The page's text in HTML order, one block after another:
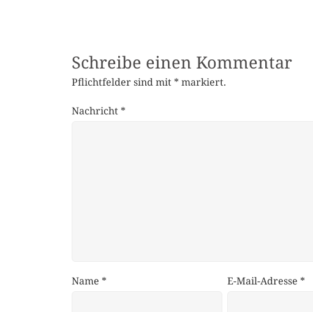
Schreibe einen Kommentar
Pflichtfelder sind mit * markiert.
Nachricht *
Name * E-Mail-Adresse *